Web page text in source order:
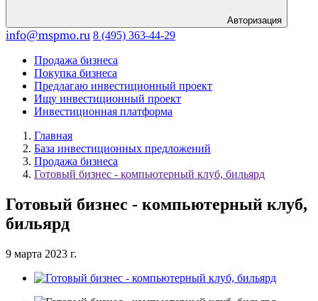
Авторизация
info@mspmo.ru 8 (495) 363-44-29
Продажа бизнеса
Покупка бизнеса
Предлагаю инвестиционный проект
Ищу инвестиционный проект
Инвестиционная платформа
Главная
База инвестиционных предложений
Продажа бизнеса
Готовый бизнес - компьютерный клуб, бильярд
Готовый бизнес - компьютерный клуб,
бильярд
9 марта 2023 г.